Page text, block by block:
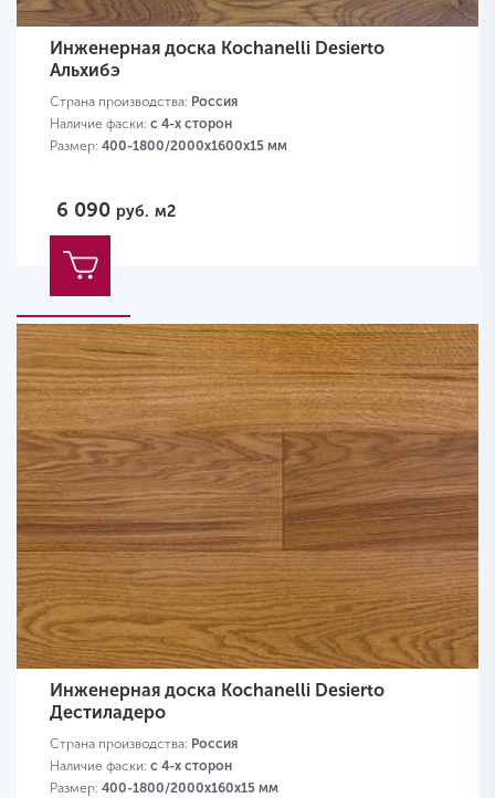
Инженерная доска Kochanelli Desierto
Альхибэ
Страна производства: Россия
Наличие фаски: с 4-х сторон
Размер: 400-1800/2000х1600х15 мм
6 090 руб. м2
Инженерная доска Kochanelli Desierto
Дестиладеро
Страна производства: Россия
Наличие фаски: с 4-х сторон
Размер: 400-1800/2000х160х15 мм